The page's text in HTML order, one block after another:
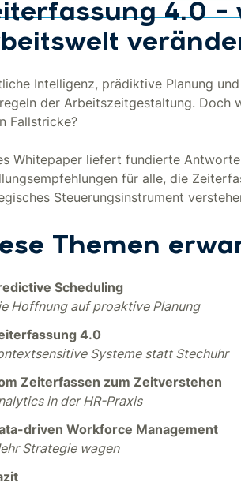
4.0 –
Intelligenz, prädiktive Planung
der Arbeitszeitgestaltung. Doch
Fallstricke?
Whitepaper liefert fundierte
für alle, die
Steuerungsinstrument
Themen
Scheduling
Hoffnung auf proaktive Planung
4.0
Systeme statt Stechuhr
Zeiterfassen zum Zeitverstehen
in der HR-Praxis
driven Workforce Management
Strategie wagen